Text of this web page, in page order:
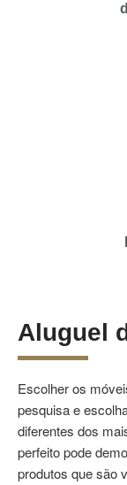
Aluguel
Escolher os
pesquisa e
diferentes dos
perfeito pode
produtos que são